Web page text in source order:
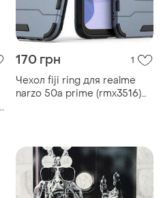
170 грн 1
Чехол fiji ring для realme
narzo 50a prime (rmx3516)